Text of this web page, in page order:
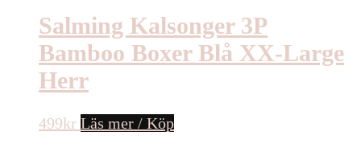
Salming Kalsonger 3P
Bamboo Boxer Blå XX-Large
Herr
499kr Läs mer / Köp